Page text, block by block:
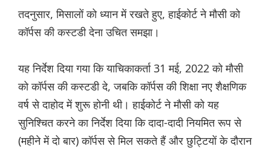
तदनुसार, मिसालों को ध्यान में रखते हुए, हाईकोर्ट ने मौसी को
कॉर्पस की कस्टडी देना उचित समझा।
यह निर्देश दिया गया कि याचिकाकर्ता 31 मई, 2022 को मौसी
को कॉर्पस की कस्टडी दे, जबकि कॉर्पस की शिक्षा नए शैक्षणिक
वर्ष से दाहोद में शुरू होनी थी। हाईकोर्ट ने मौसी को यह
सुनिश्चित करने का निर्देश दिया कि दादा-दादी नियमित रूप से
(महीने में दो बार) कॉर्पस से मिल सकते हैं और छुट्टियों के दौरान